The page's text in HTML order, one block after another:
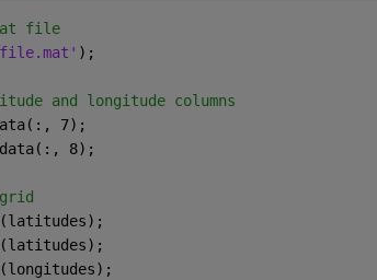
file
);
and longitude columns
7);
8);